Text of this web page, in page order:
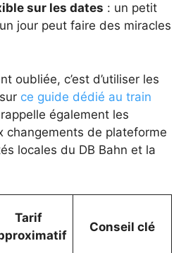
sur les dates : un petit
jour peut faire des miracles
oubliée, c’est d’utiliser les
ce guide dédié au train
également les
changements de plateforme
locales du DB Bahn et la
Tarif
Conseil clé